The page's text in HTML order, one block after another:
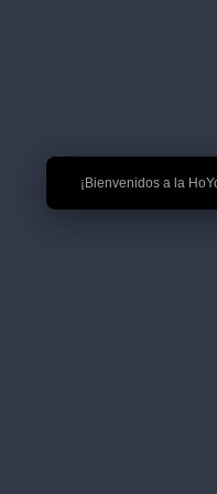
🎉 ¡Bienvenidos a la